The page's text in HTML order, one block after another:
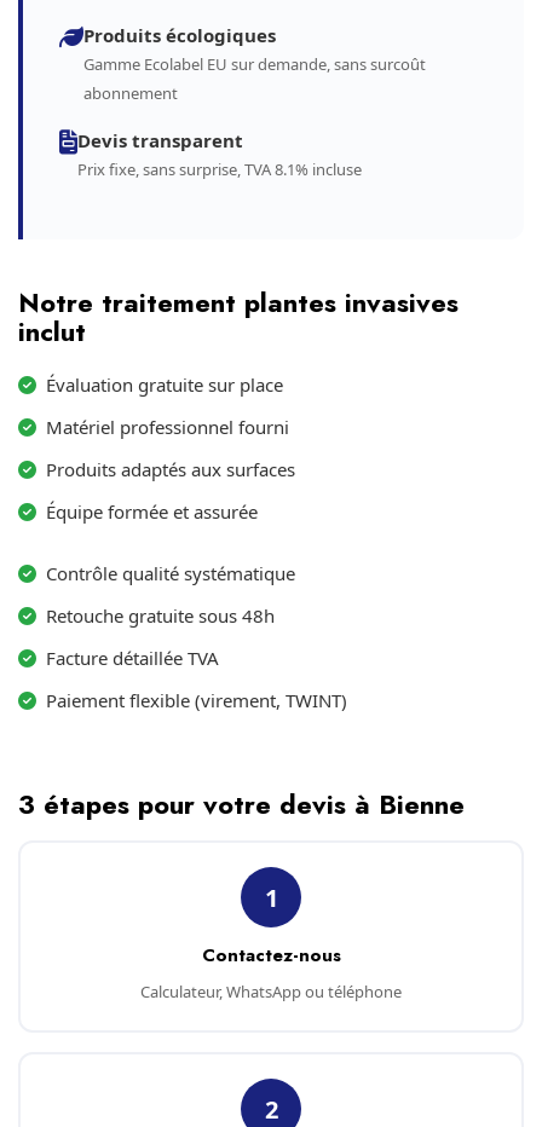
Produits écologiques
Gamme Ecolabel EU sur demande, sans surcoût
abonnement
Devis transparent
Prix fixe, sans surprise, TVA 8.1% incluse
Notre traitement plantes invasives
inclut
Évaluation gratuite sur place
Matériel professionnel fourni
Produits adaptés aux surfaces
Équipe formée et assurée
Contrôle qualité systématique
Retouche gratuite sous 48h
Facture détaillée TVA
Paiement flexible (virement, TWINT)
3 étapes pour votre devis à Bienne
1
Contactez-nous
Calculateur, WhatsApp ou téléphone
2